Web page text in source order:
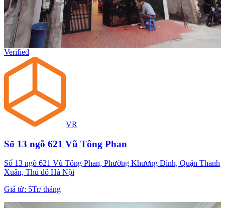
Verified
VR
Số 13 ngõ 621 Vũ Tông Phan
Số 13 ngõ 621 Vũ Tông Phan, Phường Khương Đình, Quận Thanh
Xuân, Thủ đô Hà Nội
Giá từ: 5Tr/tháng